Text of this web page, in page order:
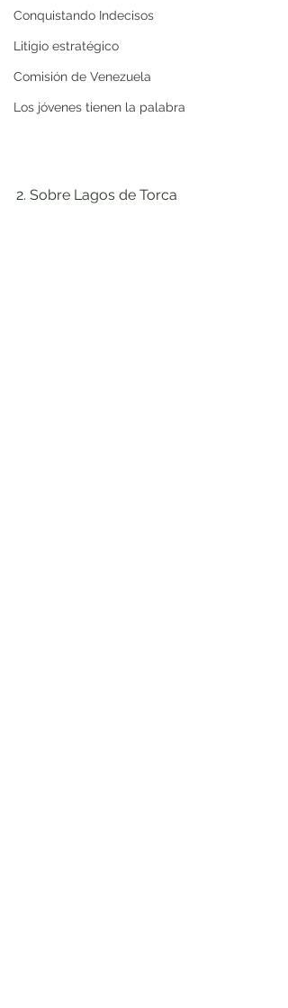
Conquistando Indecisos
Litigio estratégico
Comisión de Venezuela
Los jóvenes tienen la palabra
2. Sobre Lagos de Torca